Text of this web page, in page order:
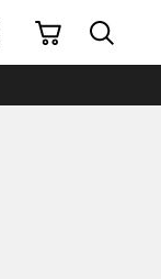
Mi carrito